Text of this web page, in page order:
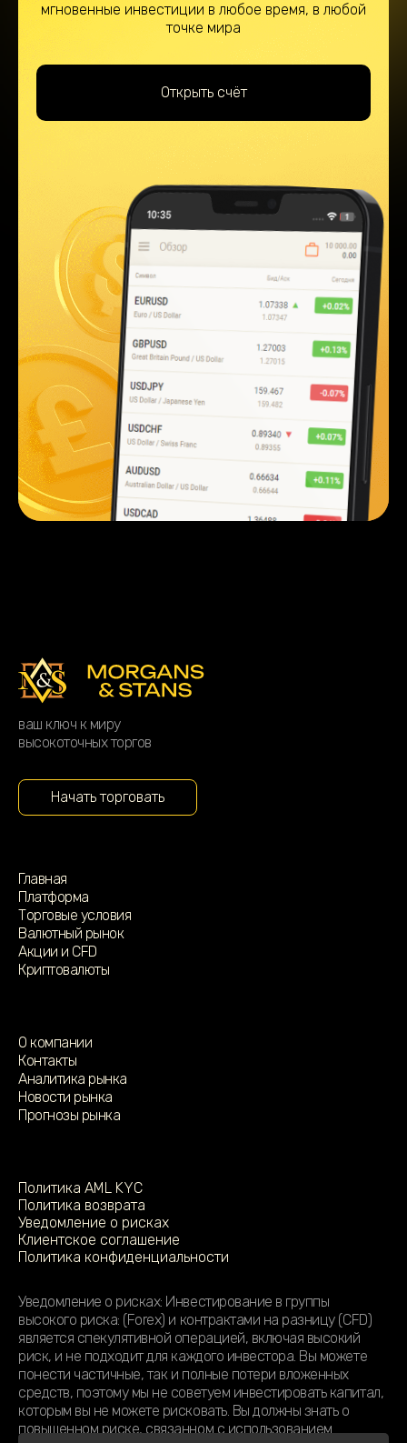
мгновенные инвестиции в любое время, в любой
точке мира
Открыть счёт
ваш ключ к миру
высокоточных торгов
Начать торговать
Главная
Платформа
Торговые условия
Валютный рынок
Акции и CFD
Криптовалюты
О компании
Контакты
Аналитика рынка
Новости рынка
Прогнозы рынка
Политика AML KYC
Политика возврата
Уведомление о рисках
Клиентское соглашение
Политика конфиденциальности
Уведомление о рисках: Инвестирование в группы
высокого риска: (Forex) и контрактами на разницу (CFD)
является спекулятивной операцией, включая высокий
риск, и не подходит для каждого инвестора. Вы можете
понести частичные, так и полные потери вложенных
средств, поэтому мы не советуем инвестировать капитал,
которым вы не можете рисковать. Вы должны знать о
повышенном риске, связанном с использованием